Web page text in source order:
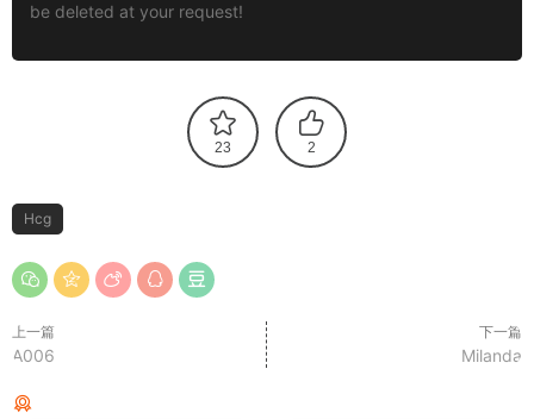
be deleted at your request!
23 2
Hcg
上一篇
A006
下一篇
Milanda